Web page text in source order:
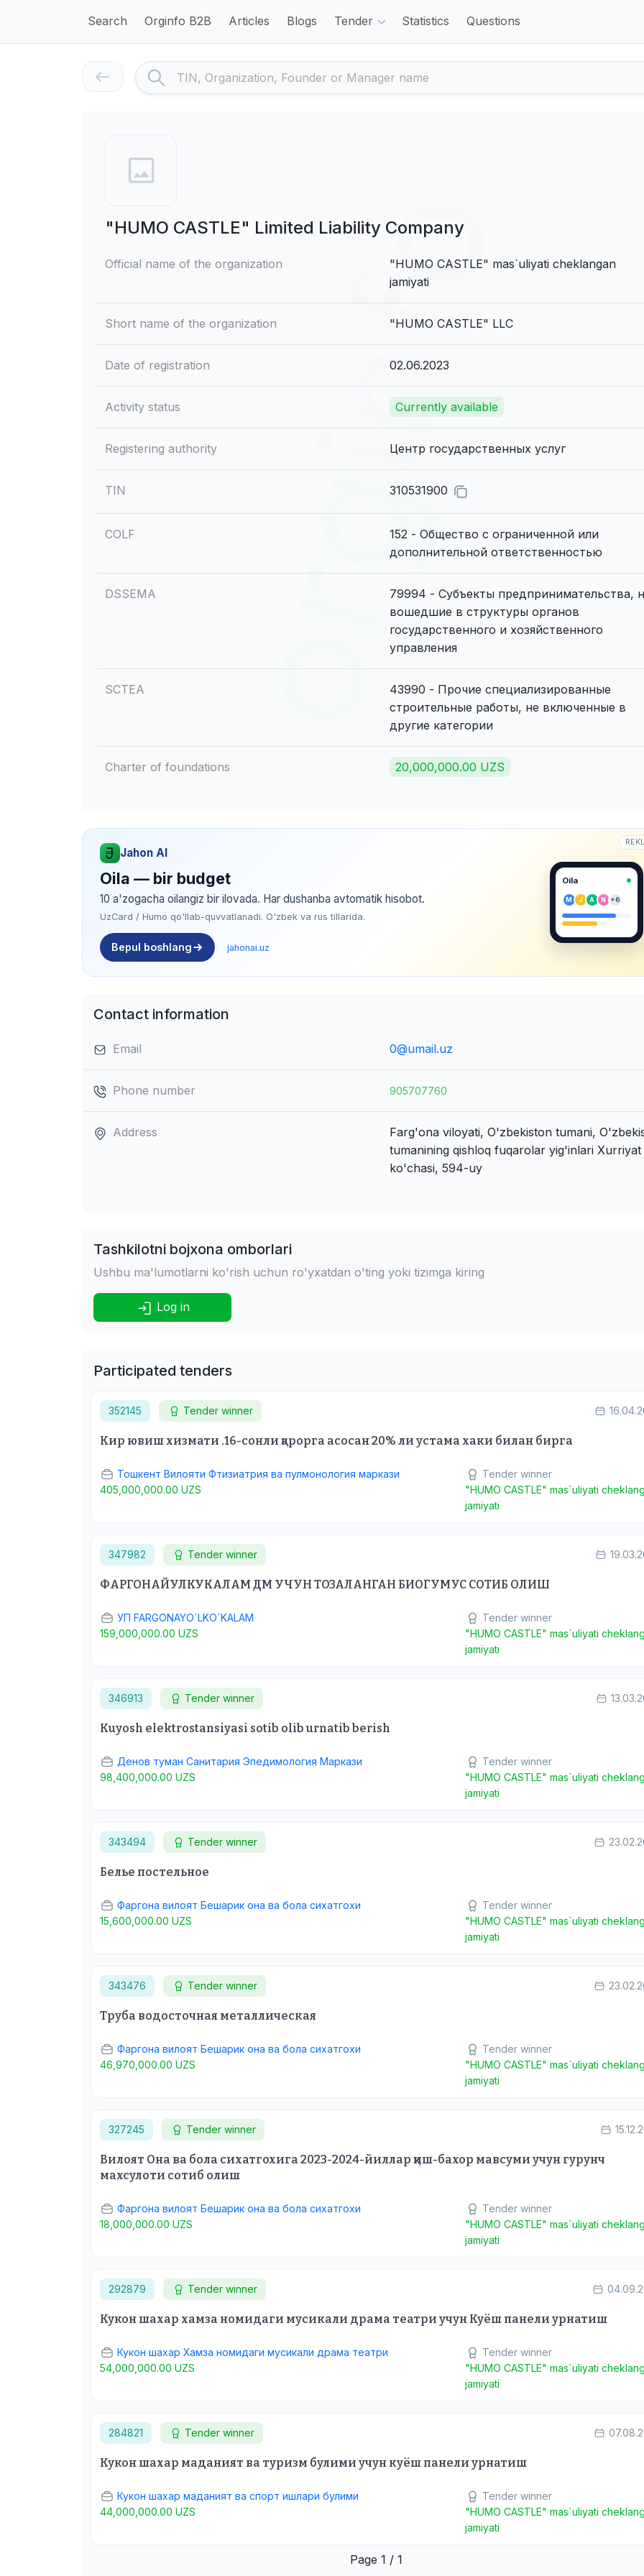
Search Orginfo B2B Articles Blogs Tender Statistics Questions
"HUMO CASTLE" Limited Liability Company
Official name of the organization
"HUMO CASTLE" mas`uliyati cheklangan
jamiyati
Short name of the organization "HUMO CASTLE" LLC
Date of registration 02.06.2023
Activity status Currently available
Registering authority Центр государственных услуг
TIN 310531900
COLF
152 - Общество с ограниченной или
дополнительной ответственностью
DSSEMA
79994 - Субъекты предпринимательства,
вошедшие в структуры органов
государственного и хозяйственного
управления
SCTEA
43990 - Прочие специализированные
строительные работы, не включенные в
другие категории
Charter of foundations 20,000,000.00 UZS
Jahon AI
Oila — bir budget
10 a'zogacha oilangiz bir ilovada. Har dushanba avtomatik hisobot.
UzCard / Humo qo'llab-quvvatlanadi. O'zbek va rus tillarida.
Bepul boshlang jahonai.uz
Oila
M J A N +6
Contact information
Email 0@umail.uz
Phone number 905707760
Address
Farg'ona viloyati, O'zbekiston tumani,
tumanining qishloq fuqarolar yig'inlari Xurriyat
ko'chasi, 594-uy
Tashkilotni bojxona omborlari
Ushbu ma'lumotlarni ko'rish uchun ro'yxatdan o'ting yoki tizimga kiring
Log in
Participated tenders
352145 Tender winner
Кир ювиш хизмати .16-сонли қарорга асосан 20% ли устама хаки билан бирга
Тошкент Вилояти Фтизиатрия ва пулмонология маркази
405,000,000.00 UZS
Tender winner
"HUMO CASTLE" mas`uliyati
jamiyati
347982 Tender winner
ФАРГОНАЙУЛКУКАЛАМ ДМ УЧУН ТОЗАЛАНГАН БИОГУМУС СОТИБ ОЛИШ
УП FARGONAYO`LKO`KALAM
159,000,000.00 UZS
Tender winner
"HUMO CASTLE" mas`uliyati
jamiyati
346913 Tender winner
Kuyosh elektrostansiyasi sotib olib urnatib berish
Денов туман Санитария Эпедимология Маркази
98,400,000.00 UZS
Tender winner
"HUMO CASTLE" mas`uliyati
jamiyati
343494 Tender winner
Белье постельное
Фаргона вилоят Бешарик она ва бола сихатгохи
15,600,000.00 UZS
Tender winner
"HUMO CASTLE" mas`uliyati
jamiyati
343476 Tender winner
Труба водосточная металлическая
Фаргона вилоят Бешарик она ва бола сихатгохи
46,970,000.00 UZS
Tender winner
"HUMO CASTLE" mas`uliyati
jamiyati
327245 Tender winner
Вилоят Она ва бола сихатгохига 2023-2024-йиллар қиш-бахор мавсуми учун гурунч
махсулоти сотиб олиш
Фаргона вилоят Бешарик она ва бола сихатгохи
18,000,000.00 UZS
Tender winner
"HUMO CASTLE" mas`uliyati
jamiyati
292879 Tender winner
Кукон шахар хамза номидаги мусикали драма театри учун Куёш панели урнатиш
Кукон шахар Хамза номидаги мусикали драма театри
54,000,000.00 UZS
Tender winner
"HUMO CASTLE" mas`uliyati
jamiyati
284821 Tender winner
Кукон шахар маданият ва туризм булими учун куёш панели урнатиш
Кукон шахар маданият ва спорт ишлари булими
44,000,000.00 UZS
Tender winner
"HUMO CASTLE" mas`uliyati
jamiyati
Page 1 / 1